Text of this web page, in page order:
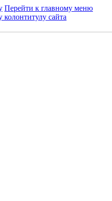
Перейти к главному меню
сайта